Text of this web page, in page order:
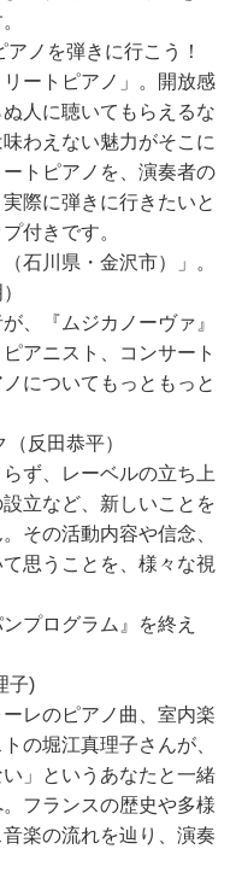
ノを弾きに行こう！
ートピアノ」。開放感
人に聴いてもらえるな
わえない魅力がそこに
トピアノを、演奏者の
際に弾きに行きたいと
付きです。
石川県・金沢市）」。
、『ムジカノーヴァ』
アニスト、コンサート
についてもっともっと
反田恭平）
ず、レーベルの立ち上
立など、新しいことを
その活動内容や信念、
思うことを、様々な視
プログラム』を終え
子)
レのピアノ曲、室内楽
の堀江真理子さんが、
」というあなたと一緒
フランスの歴史や多様
楽の流れを辿り、演奏